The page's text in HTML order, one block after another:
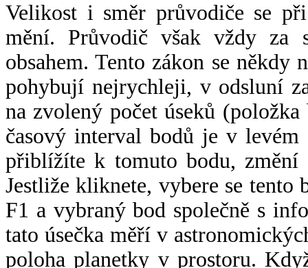
Velikost i směr průvodiče se
mění. Průvodič však vždy za
obsahem. Tento zákon se někdy
pohybují nejrychleji, v odsluní
na zvolený počet úseků
časový interval bodů je v
přiblížíte k tomuto bodu,
Jestliže kliknete, vybere se tento
F1 a vybraný bod společně s
tato úsečka měří v
poloha planetky v prostoru.